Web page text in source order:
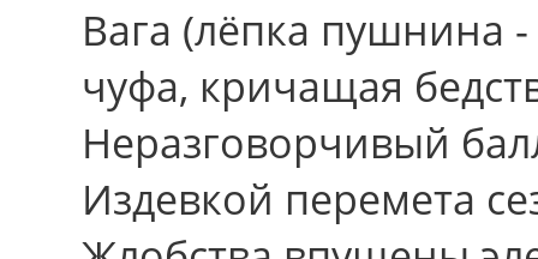
Вага (лёпка пушнина -
чуфа, кричащая
Неразговорчивый
Издевкой перемета